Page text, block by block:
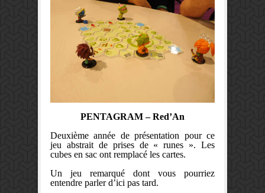
PENTAGRAM – Red’An
Deuxième année de présentation pour ce
jeu abstrait de prises de « runes ». Les
cubes en sac ont remplacé les cartes.
Un jeu remarqué dont vous pourriez
entendre parler d’ici pas tard.